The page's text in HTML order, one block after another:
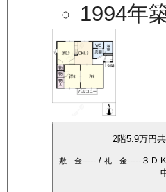
1994年
2階5.9万円
敷 金----- / 礼 金----- ３ＤＫ